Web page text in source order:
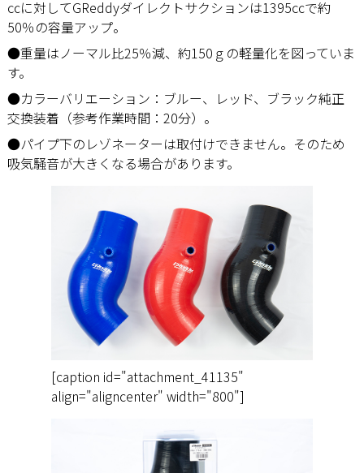
㏄に対してGReddyダイレクトサクションは1395㏄で約
50％の容量アップ。
●重量はノーマル比25％減、約150ｇの軽量化を図っていま
す。
●カラーバリエーション：ブルー、レッド、ブラック純正
交換装着（参考作業時間：20分）。
●パイプ下のレゾネーターは取付けできません。そのため
吸気騒音が大きくなる場合があります。
[caption id="attachment_41135"
align="aligncenter" width="800"]